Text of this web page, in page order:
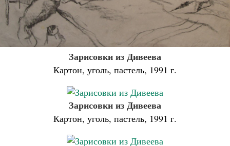
Зарисовки из Дивеева
Картон, уголь, пастель, 1991 г.
Зарисовки из Дивеева
Картон, уголь, пастель, 1991 г.